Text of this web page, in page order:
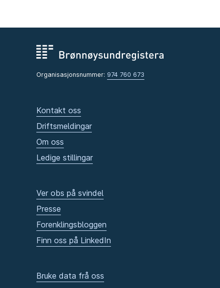
Organisasjonsnummer: 974 760 673
Kontakt oss
Driftsmeldingar
Om oss
Ledige stillingar
Ver obs på svindel
Presse
Forenklingsbloggen
Finn oss på LinkedIn
Bruke data frå oss